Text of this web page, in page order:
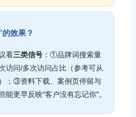
效果？
看三类信号 ：①品牌词搜索量
访问/多次访问占比（参考可从
；③资料下载、案例页停留与
能更早反映“客户没有忘记你”。